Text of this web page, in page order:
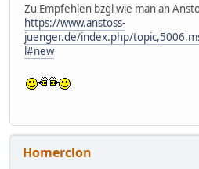
Zu Empfehlen bzgl wie man an
https://www.anstoss-
juenger.de/index.php/
l#new
Homerclon